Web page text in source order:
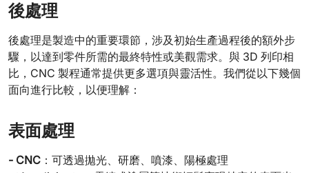
後處理
後處理是製造中的重要環節，涉及初始生產過程後的額外步
驟，以達到零件所需的最終特性或美觀需求。與 3D 列印相
比，CNC 製程通常提供更多選項與靈活性。我們從以下幾個
面向進行比較，以便理解：
表面處理
- CNC ：可透過拋光、研磨、噴漆、陽極處理